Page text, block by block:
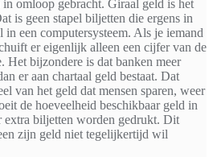
omloop gebracht. Giraal geld is het
is geen stapel biljetten die ergens in
in een computersysteem. Als je iemand
er eigenlijk alleen een cijfer van de
Het bijzondere is dat banken meer
er aan chartaal geld bestaat. Dat
van het geld dat mensen sparen, weer
de hoeveelheid beschikbaar geld in
extra biljetten worden gedrukt. Dit
zijn geld niet tegelijkertijd wil